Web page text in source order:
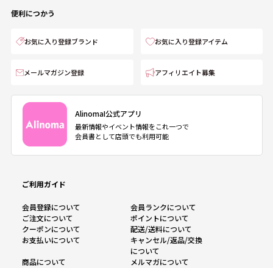
便利につかう
お気に入り登録ブランド お気に入り登録アイテム
メールマガジン登録 アフィリエイト募集
AlinomaI公式アプリ
最新情報やイベント情報をこれ一つで
会員書として店頭でも利用可能
ご利用ガイド
会員登録について
会員ランクについて
ご注文について
ポイントについて
クーポンについて
配送/送料について
お支払いについて
キャンセル/返品/交換
について
商品について
メルマガについて